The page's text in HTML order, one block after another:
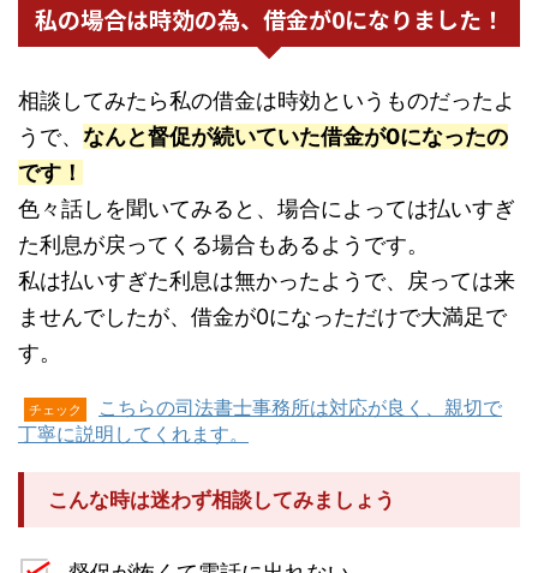
私の場合は時効の為、借金が0になりました！
相談してみたら私の借金は時効というものだったよ
うで、 なんと督促が続いていた借金が0になったの
です！
色々話しを聞いてみると、場合によっては払いすぎ
た利息が戻ってくる場合もあるようです。
私は払いすぎた利息は無かったようで、戻っては来
ませんでしたが、借金が0になっただけで大満足で
す。
チェック
こちらの司法書士事務所は対応が良く、親切で
丁寧に説明してくれます。
こんな時は迷わず相談してみましょう